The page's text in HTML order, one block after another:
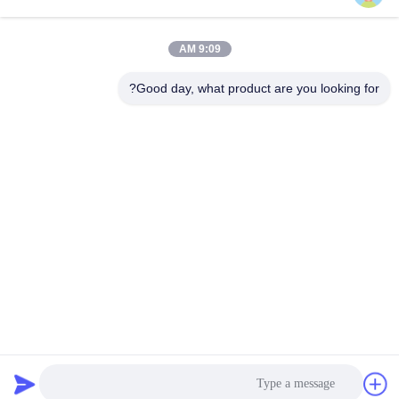
9:09 AM
Good day, what product are you looking for?